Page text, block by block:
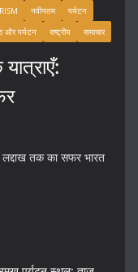
नवीनतम
पर्यटन
और पर्यटन राष्ट्रीय समाचार
तक का सफर भारत